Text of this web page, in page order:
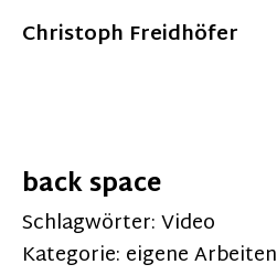
Christoph Freidhöfer
back space
Schlagwörter:Video
Kategorie: eigene Arbeiten